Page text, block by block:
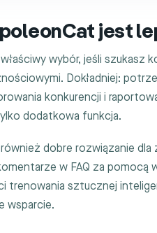
jest
wybór, jeśli szukasz
Dokładniej:
konkurencji i
dodatkowa funkcja.
dobre rozwiązanie
w FAQ za
trenowania sztucznej
wsparcie.